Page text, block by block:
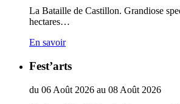
La Bataille de Castillon. Grandiose
hectares…
En savoir
Fest’arts
du 06 Août 2026 au 08 Août 2026